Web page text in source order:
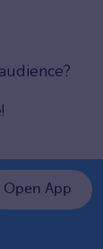
alone?
Open App